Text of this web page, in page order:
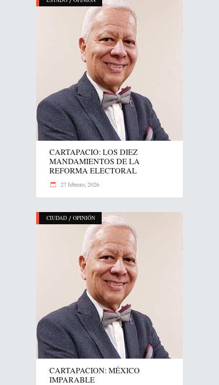
CARTAPACIO: LOS DIEZ
MANDAMIENTOS DE LA
REFORMA ELECTORAL
27 febrero, 2026
CIUDAD / OPINIÓN
CARTAPACION: MÉXICO
IMPARABLE